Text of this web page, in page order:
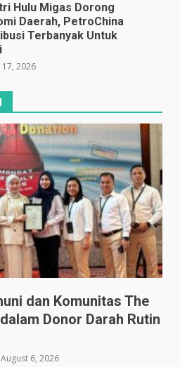
Hulu Migas Dorong
Daerah, PetroChina
Terbanyak Untuk
2026
dan Komunitas The
Donor Darah Rutin
August 6, 2026